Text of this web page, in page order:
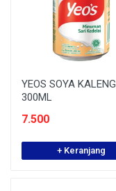
YEOS SOYA KALENG
300ML
7.500
+ Keranjang